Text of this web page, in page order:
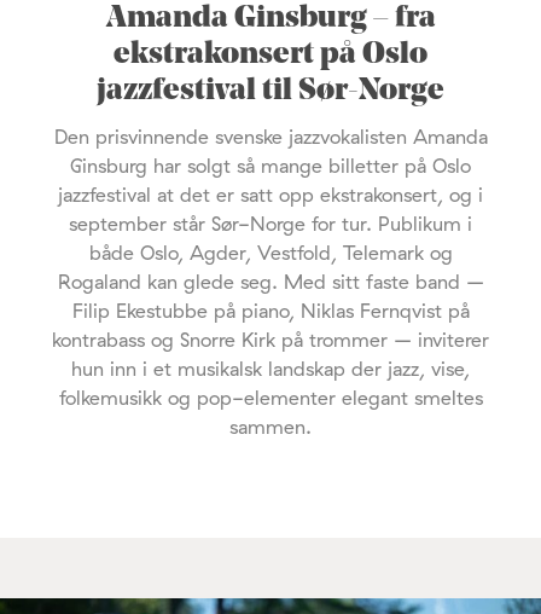
Amanda Ginsburg – fra
ekstrakonsert på Oslo
jazzfestival til Sør-Norge
Den prisvinnende svenske jazzvokalisten Amanda
Ginsburg har solgt så mange billetter på Oslo
jazzfestival at det er satt opp ekstrakonsert, og i
september står Sør-Norge for tur. Publikum i
både Oslo, Agder, Vestfold, Telemark og
Rogaland kan glede seg. Med sitt faste band –
Filip Ekestubbe på piano, Niklas Fernqvist på
kontrabass og Snorre Kirk på trommer – inviterer
hun inn i et musikalsk landskap der jazz, vise,
folkemusikk og pop-elementer elegant smeltes
sammen.